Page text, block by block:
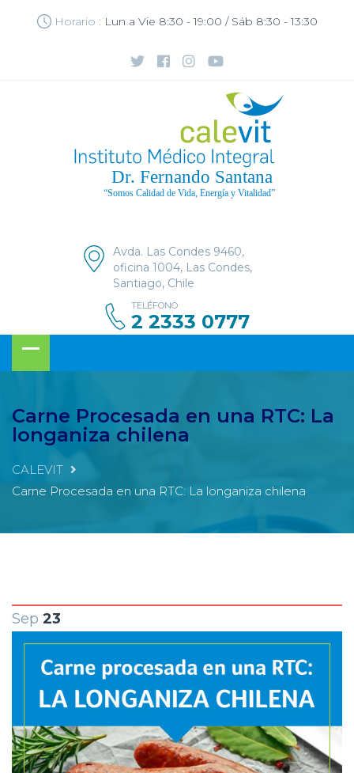
Horario : Lun a Vie 8:30 - 19:00 / Sáb 8:30 - 13:30
Avda. Las Condes 9460,
oficina 1004, Las Condes,
Santiago, Chile
TELÉFONO
2 2333 0777
Carne Procesada en una RTC: La
longaniza chilena
CALEVIT
Carne Procesada en una RTC: La longaniza chilena
Sep 23